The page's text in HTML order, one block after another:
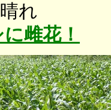
晴れ
雌花！